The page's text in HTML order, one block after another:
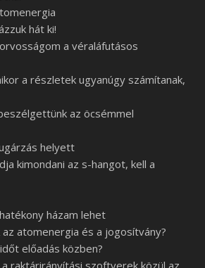
hát ki!
a véraláfutásos
a részletek ugyanúgy számítanak,
az öcsémmel
helyett
kimondani az s-hangot, kell a
házam lehet
atomenergia és a jogosítvány?
előadás közben?
raktárirányítási szoftverek közül az